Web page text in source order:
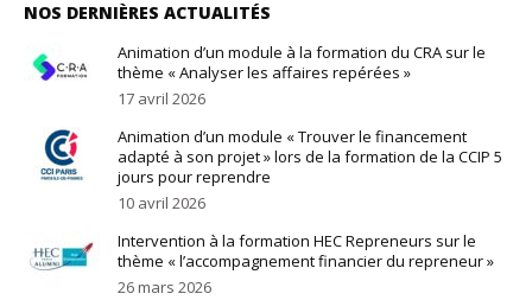
NOS DERNIÈRES ACTUALITÉS
Animation d’un module à la formation du CRA sur le
thème « Analyser les affaires repérées »
17 avril 2026
Animation d’un module « Trouver le financement
adapté à son projet » lors de la formation de la CCIP 5
jours pour reprendre
10 avril 2026
Intervention à la formation HEC Repreneurs sur le
thème « l’accompagnement financier du repreneur »
26 mars 2026